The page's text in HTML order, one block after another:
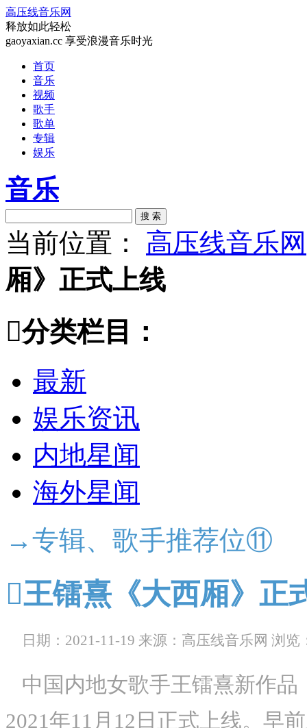
高压线音乐网
释放如此轻松
gaoyaxian.cc 享受浪漫音乐时光
首页
音乐
视频
歌手
歌单
专辑
娱乐
音乐
搜 索
当前位置： 高压线音乐网
厢》正式上线
分类栏目：
最新
娱乐资讯
内地星闻
海外星闻
→专辑、歌手推荐位⑪
王镭熹《大西厢》正
日期：2021-11-19 来源：高压线音乐网 浏览
中国内地女歌手王镭熹新作品
2021年11月12日正式上线。早